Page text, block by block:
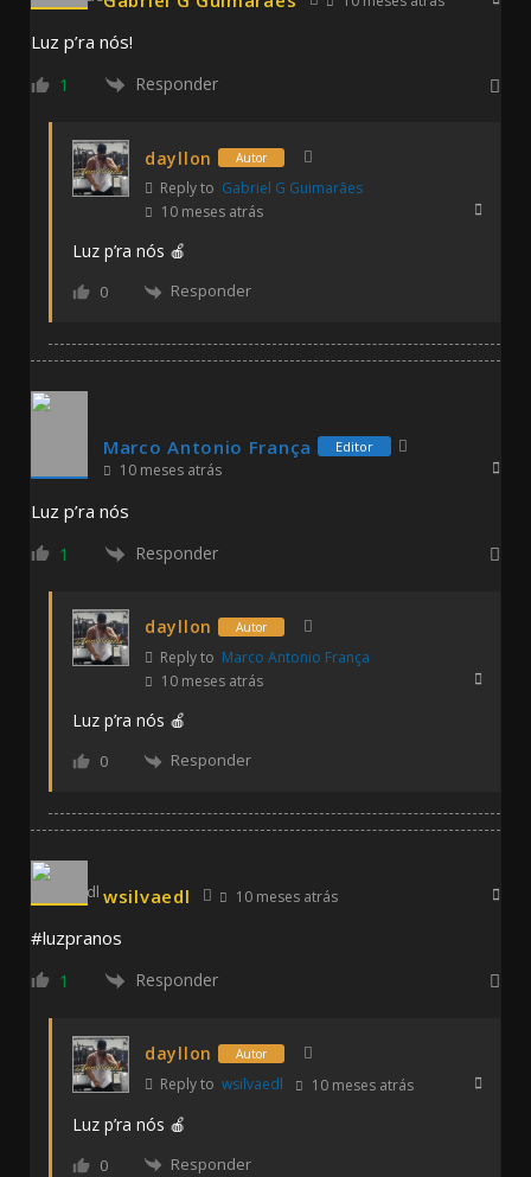
Luz p’ra nós!
1 Responder
dayllon Autor
Reply to Gabriel G Guimarães
10 meses atrás
Luz p’ra nós 🍎
0 Responder
Marco Antonio França Editor
10 meses atrás
Luz p’ra nós
1 Responder
dayllon Autor
Reply to Marco Antonio França
10 meses atrás
Luz p’ra nós 🍎
0 Responder
wsilvaedl 10 meses atrás
#luzpranos
1 Responder
dayllon Autor
Reply to wsilvaedl 10 meses atrás
Luz p’ra nós 🍎
0 Responder